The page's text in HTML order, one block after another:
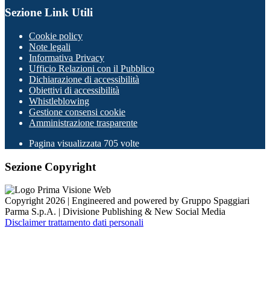
Sezione Link Utili
Cookie policy
Note legali
Informativa Privacy
Ufficio Relazioni con il Pubblico
Dichiarazione di accessibilità
Obiettivi di accessibilità
Whistleblowing
Gestione consensi cookie
Amministrazione trasparente
Pagina visualizzata 705 volte
Sezione Copyright
Copyright 2026 | Engineered and powered by Gruppo Spaggiari
Parma S.p.A. | Divisione Publishing & New Social Media
Disclaimer trattamento dati personali